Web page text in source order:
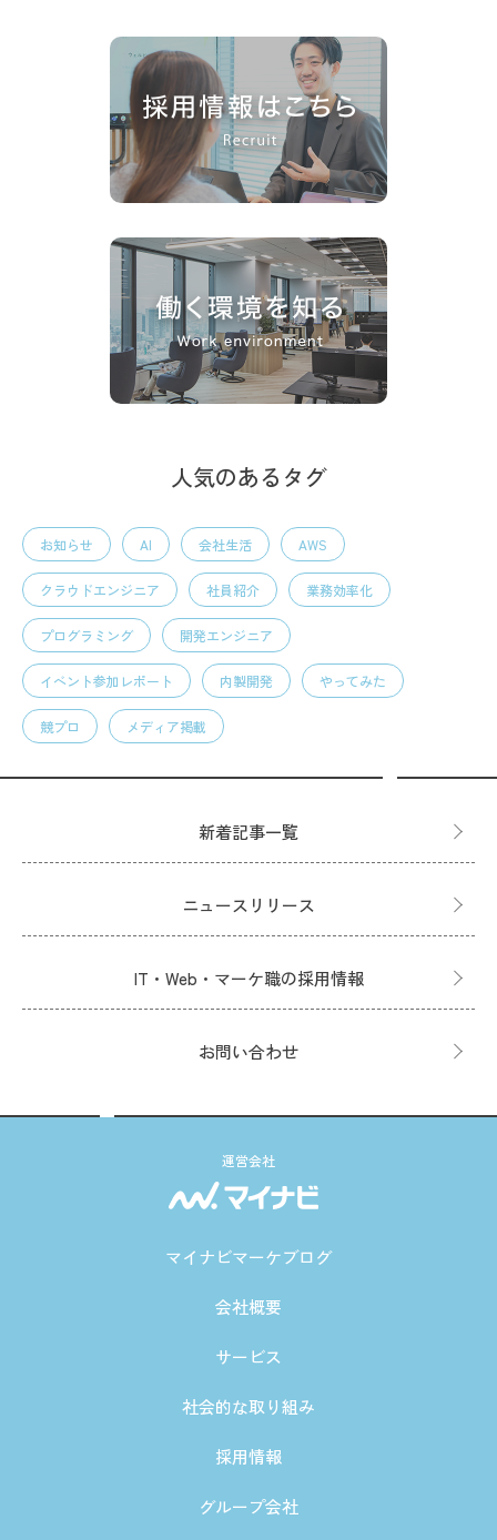
人気のあるタグ
お知らせ AI 会社生活 AWS
クラウドエンジニア 社員紹介 業務効率化
プログラミング 開発エンジニア
イベント参加レポート 内製開発 やってみた
競プロ メディア掲載
新着記事一覧
ニュースリリース
IT・Web・マーケ職の採用情報
お問い合わせ
運営会社
マイナビマーケブログ
会社概要
サービス
社会的な取り組み
採用情報
グループ会社